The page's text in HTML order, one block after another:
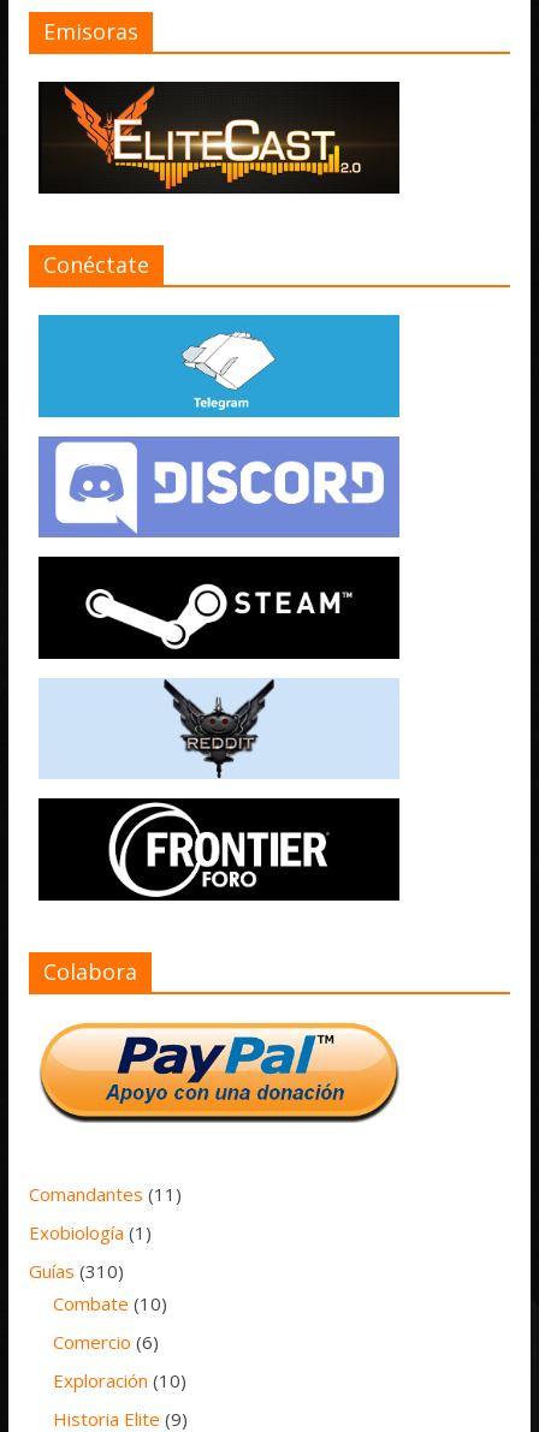
Emisoras
Conéctate
Colabora
Comandantes (11)
Exobiología (1)
Guías (310)
Combate (10)
Comercio (6)
Exploración (10)
Historia Elite (9)